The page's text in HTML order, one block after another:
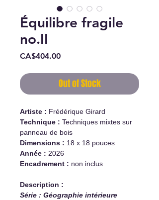
Équilibre fragile
no.II
CA$404.00Price
Out of Stock
Artiste : Frédérique Girard
Technique : Techniques mixtes sur
panneau de bois
Dimensions : 18 x 18 pouces
Année : 2026
Encadrement : non inclus
Description :
Série : Géographie intérieure